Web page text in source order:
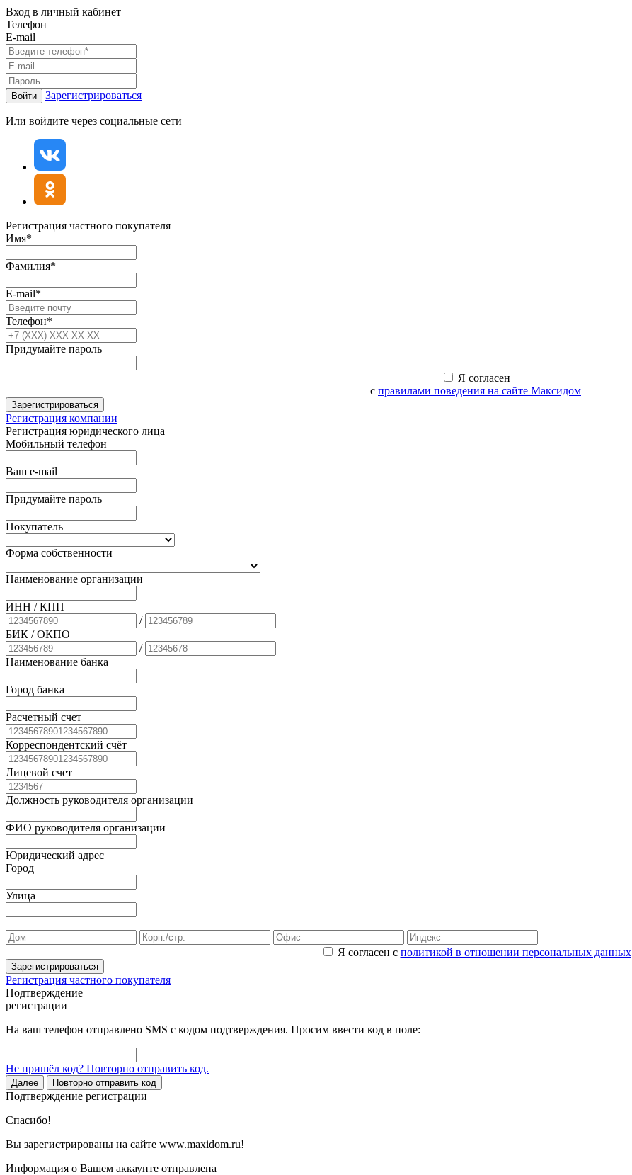
Вход в личный кабинет
Телефон
E-mail
Войти Зарегистрироваться
Или войдите через социальные сети
Регистрация частного покупателя
Имя*
Фамилия*
E-mail*
Телефон*
Придумайте пароль
Я согласен
с правилами поведения на сайте Максидом
Зарегистрироваться
Регистрация компании
Регистрация юридического лица
Мобильный телефон
Ваш e-mail
Придумайте пароль
Покупатель
Форма собственности
Наименование организации
ИНН / КПП
/
БИК / ОКПО
/
Наименование банка
Город банка
Расчетный счет
Корреспондентский счёт
Лицевой счет
Должность руководителя организации
ФИО руководителя организации
Юридический адрес
Город
Улица
Я согласен с политикой в отношении персональных данных
Зарегистрироваться
Регистрация частного покупателя
Подтверждение
регистрации
На ваш телефон отправлено SMS с кодом подтверждения. Просим ввести код в поле:
Не пришёл код? Повторно отправить код.
Далее Повторно отправить код
Подтверждение регистрации
Спасибо!
Вы зарегистрированы на сайте www.maxidom.ru!
Информация о Вашем аккаунте отправлена